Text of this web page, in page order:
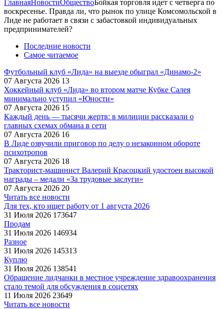
ГлавнаяНовостиОбществоБойкая торговля идет с четверга по
воскресенье. Правда ли, что рынок по улице Комсомольской в
Лиде не работает в связи с забастовкой индивидуальных
предпринимателей?
Последние новости
Самое читаемое
Футбольный клуб «Лида» на выезде обыграл «Динамо-2»
07 Августа 2026 13
Хоккейный клуб «Лида» во втором матче Кубке Салея
минимально уступил «Юности»
07 Августа 2026 15
Каждый день — тысячи жертв: в милиции рассказали о
главных схемах обмана в сети
07 Августа 2026 16
В Лиде озвучили приговор по делу о незаконном обороте
психотропов
07 Августа 2026 18
Тракторист-машинист Валерий Красоцкий удостоен высокой
награды – медали «За трудовые заслуги»
07 Августа 2026 20
Читать все новости
Для тех, кто ищет работу от 1 августа 2026
31 Июля 2026 173647
Продам
31 Июля 2026 146934
Разное
31 Июля 2026 145313
Куплю
31 Июля 2026 138541
Обращение лидчанки в местное учреждение здравоохранения
стало темой для обсуждения в соцсетях
11 Июля 2026 23649
Читать все новости